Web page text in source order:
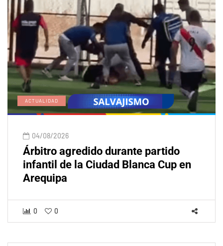
ACTUALIDAD
04/08/2026
Árbitro agredido durante partido
infantil de la Ciudad Blanca Cup en
Arequipa
0 0